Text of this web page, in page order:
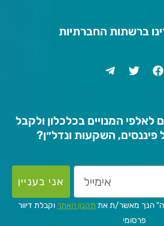
ברשתות החברתיות
לאלפי המנויים בכלכלון ולקבל
פיננסים, השקעות ונדל״ן?
אני בעניין
הנך מאשר/ת את תקנון האתר וקבלת דיוור
פרסומי